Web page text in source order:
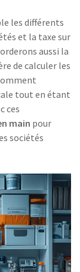
les différents
et la taxe sur
aussi la
de calculer les
tout en étant
ces
main pour
sociétés